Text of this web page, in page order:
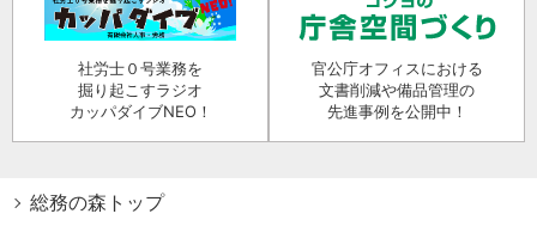
社労士０号業務を
掘り起こすラジオ
カッパダイブNEO！
官公庁オフィスにおける
文書削減や備品管理の
先進事例を公開中！
総務の森トップ